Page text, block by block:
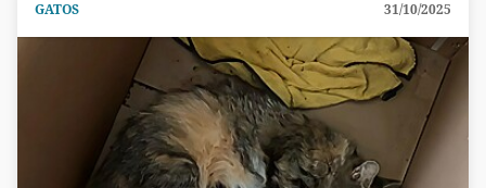
GATOS 31/10/2025